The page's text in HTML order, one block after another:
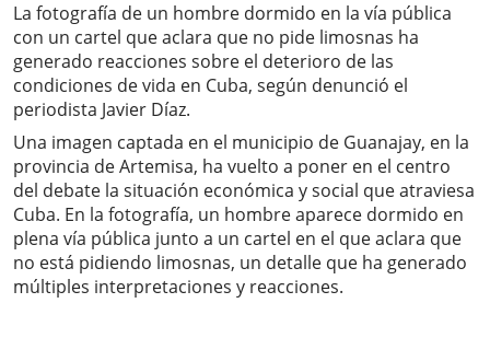
La fotografía de un hombre dormido en la vía pública
con un cartel que aclara que no pide limosnas ha
generado reacciones sobre el deterioro de las
condiciones de vida en Cuba, según denunció el
periodista Javier Díaz.
Una imagen captada en el municipio de Guanajay, en la
provincia de Artemisa, ha vuelto a poner en el centro
del debate la situación económica y social que atraviesa
Cuba. En la fotografía, un hombre aparece dormido en
plena vía pública junto a un cartel en el que aclara que
no está pidiendo limosnas, un detalle que ha generado
múltiples interpretaciones y reacciones.